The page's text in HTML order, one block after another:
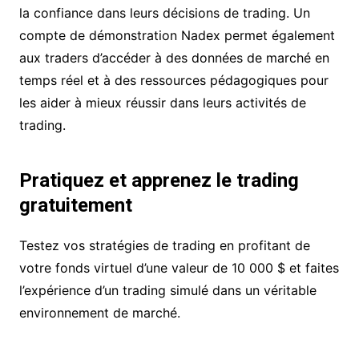
la confiance dans leurs décisions de trading. Un
compte de démonstration Nadex permet également
aux traders d’accéder à des données de marché en
temps réel et à des ressources pédagogiques pour
les aider à mieux réussir dans leurs activités de
trading.
Pratiquez et apprenez le trading
gratuitement
Testez vos stratégies de trading en profitant de
votre fonds virtuel d’une valeur de 10 000 $ et faites
l’expérience d’un trading simulé dans un véritable
environnement de marché.